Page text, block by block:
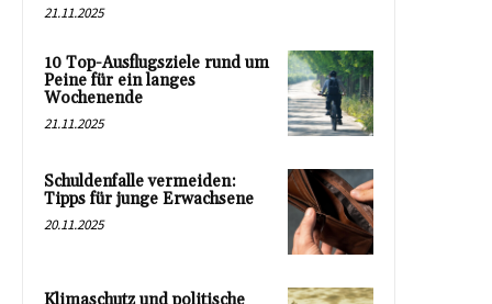
21.11.2025
10 Top-Ausflugsziele rund um
Peine für ein langes
Wochenende
21.11.2025
Schuldenfalle vermeiden:
Tipps für junge Erwachsene
20.11.2025